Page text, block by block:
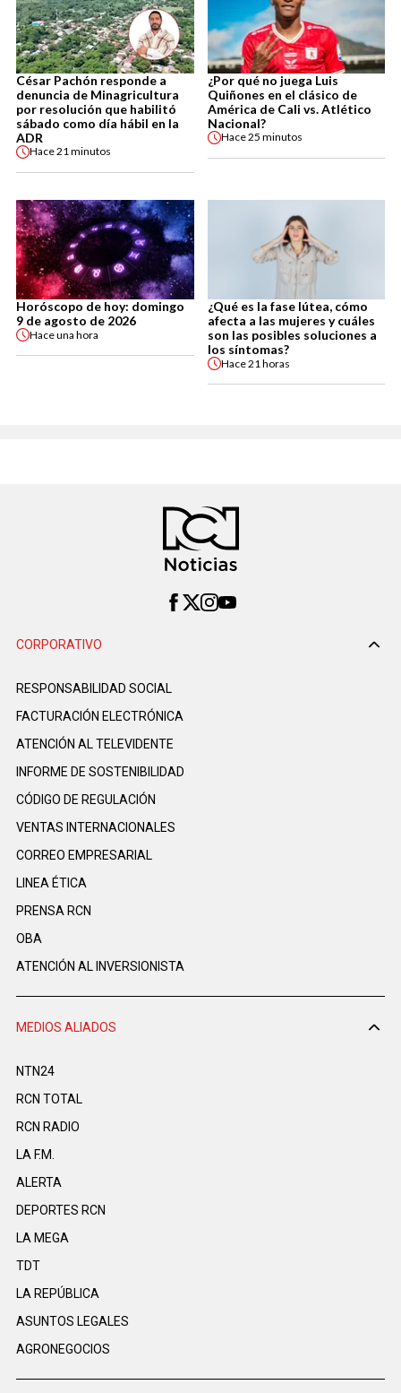
César Pachón responde a
denuncia de Minagricultura
por resolución que habilitó
sábado como día hábil en la
ADR
Hace21 minutos
¿Por qué no juega Luis
Quiñones en el clásico de
América de Cali vs. Atlético
Nacional?
Hace25 minutos
Horóscopo de hoy: domingo
9 de agosto de 2026
Haceuna hora
¿Qué es la fase lútea, cómo
afecta a las mujeres y cuáles
son las posibles soluciones a
los síntomas?
Hace21 horas
CORPORATIVO
RESPONSABILIDAD SOCIAL
FACTURACIÓN ELECTRÓNICA
ATENCIÓN AL TELEVIDENTE
INFORME DE SOSTENIBILIDAD
CÓDIGO DE REGULACIÓN
VENTAS INTERNACIONALES
CORREO EMPRESARIAL
LINEA ÉTICA
PRENSA RCN
OBA
ATENCIÓN AL INVERSIONISTA
MEDIOS ALIADOS
NTN24
RCN TOTAL
RCN RADIO
LA F.M.
ALERTA
DEPORTES RCN
LA MEGA
TDT
LA REPÚBLICA
ASUNTOS LEGALES
AGRONEGOCIOS